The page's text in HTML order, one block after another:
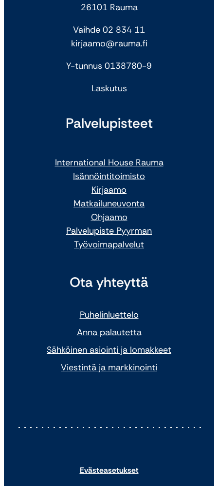
26101 Rauma
Vaihde 02 834 11
kirjaamo@rauma.fi
Y-tunnus 0138780-9
Laskutus
Palvelupisteet
International House Rauma
Isännöintitoimisto
Kirjaamo
Matkailuneuvonta
Ohjaamo
Palvelupiste Pyyrman
Työvoimapalvelut
Ota yhteyttä
Puhelinluettelo
Anna palautetta
Sähköinen asiointi ja lomakkeet
Viestintä ja markkinointi
Evästeasetukset